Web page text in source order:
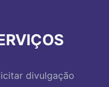
divulgação